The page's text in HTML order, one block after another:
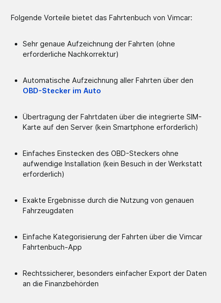
Folgende Vorteile bietet das Fahrtenbuch von Vimcar:
Sehr genaue Aufzeichnung der Fahrten (ohne
erforderliche Nachkorrektur)
Automatische Aufzeichnung aller Fahrten über den
OBD-Stecker im Auto
Übertragung der Fahrtdaten über die integrierte SIM-
Karte auf den Server (kein Smartphone erforderlich)
Einfaches Einstecken des OBD-Steckers ohne
aufwendige Installation (kein Besuch in der Werkstatt
erforderlich)
Exakte Ergebnisse durch die Nutzung von genauen
Fahrzeugdaten
Einfache Kategorisierung der Fahrten über die Vimcar
Fahrtenbuch-App
Rechtssicherer, besonders einfacher Export der Daten
an die Finanzbehörden